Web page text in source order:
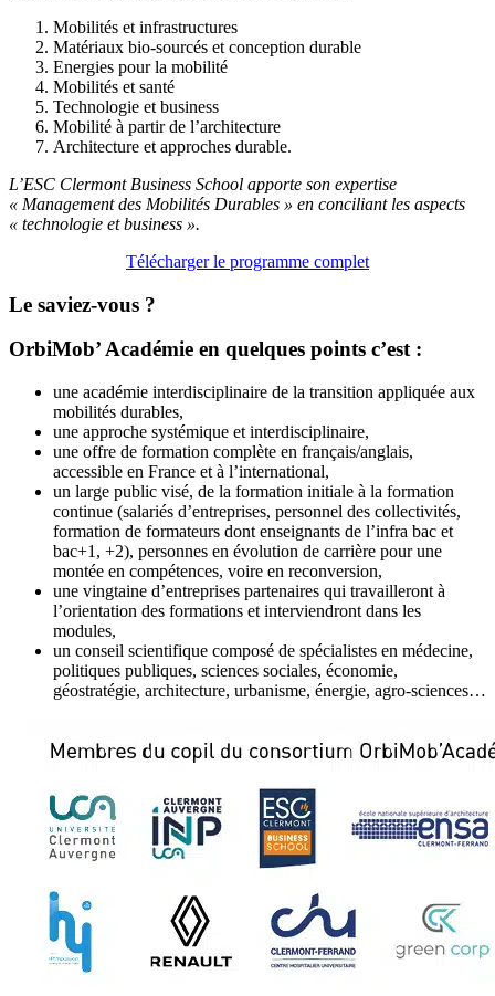
Mobilités et infrastructures
Matériaux bio-sourcés et conception durable
Energies pour la mobilité
Mobilités et santé
Technologie et business
Mobilité à partir de l’architecture
Architecture et approches durable.
L’ESC Clermont Business School apporte son expertise
« Management des Mobilités Durables » en conciliant les aspects
« technologie et business ».
Télécharger le programme complet
Le saviez-vous ?
OrbiMob’ Académie en quelques points c’est :
une académie interdisciplinaire de la transition appliquée aux
mobilités durables,
une approche systémique et interdisciplinaire,
une offre de formation complète en français/anglais,
accessible en France et à l’international,
un large public visé, de la formation initiale à la formation
continue (salariés d’entreprises, personnel des collectivités,
formation de formateurs dont enseignants de l’infra bac et
bac+1, +2), personnes en évolution de carrière pour une
montée en compétences, voire en reconversion,
une vingtaine d’entreprises partenaires qui travailleront à
l’orientation des formations et interviendront dans les
modules,
un conseil scientifique composé de spécialistes en médecine,
politiques publiques, sciences sociales, économie,
géostratégie, architecture, urbanisme, énergie, agro-sciences…